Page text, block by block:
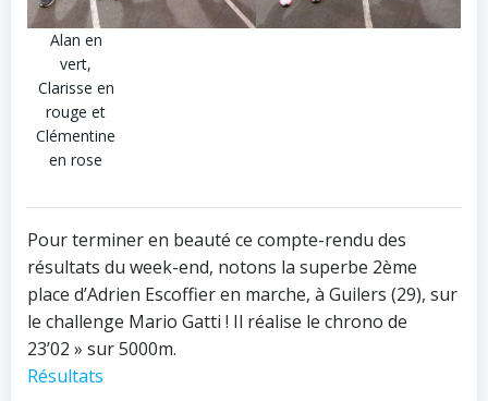
Alan en
vert,
Clarisse en
rouge et
Clémentine
en rose
Pour terminer en beauté ce compte-rendu des
résultats du week-end, notons la superbe 2ème
place d’Adrien Escoffier en marche, à Guilers (29), sur
le challenge Mario Gatti ! Il réalise le chrono de
23’02 » sur 5000m.
Résultats